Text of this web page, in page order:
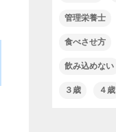
管理栄養士
食べさせ方
飲み込めない
３歳 ４歳